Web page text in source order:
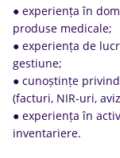
● experiența în
produse medicale;
● experiența de
gestiune;
● cunoștințe
(facturi, NIR-uri,
● experiența în
inventariere.